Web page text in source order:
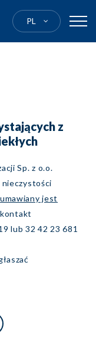
PL
z
Sp. z o.o.
umawiany jest
lub 32 42 23 681